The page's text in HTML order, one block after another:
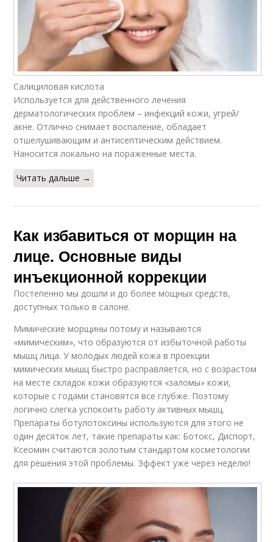
Салициловая кислота
Используется для действенного лечения
дерматологических проблем – инфекций кожи, угрей/
акне. Отлично снимает воспаление, обладает
отшелушивающим и антисептическим действием.
Наносится локально на пораженные места.
Читать дальше →
Как избавиться от морщин на
лице. Основные виды
инъекционной коррекции
Постепенно мы дошли и до более мощных средств,
доступных только в салоне.
Мимические морщины потому и называются
«мимическим», что образуются от избыточной работы
мышц лица. У молодых людей кожа в проекции
мимических мышц быстро расправляется, но с возрастом
на месте складок кожи образуются «заломы» кожи,
которые с годами становятся все глубже. Поэтому
логично слегка успокоить работу активных мышц.
Препараты ботулотоксины используются для этого не
один десяток лет, такие препараты как: Ботокс, Диспорт,
Ксеомин считаются золотым стандартом косметологии
для решения этой проблемы. Эффект уже через неделю!